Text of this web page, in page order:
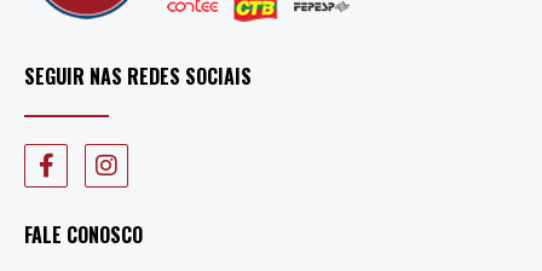
SEGUIR NAS REDES SOCIAIS
FALE CONOSCO